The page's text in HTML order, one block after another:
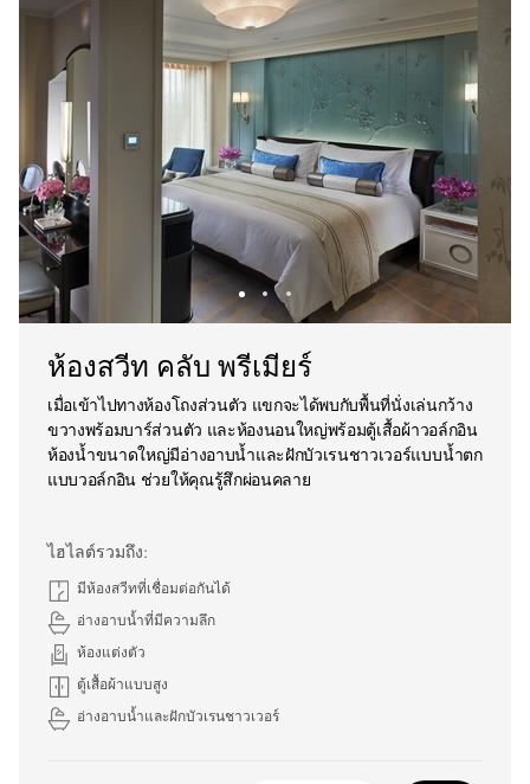
ห้องสวีท คลับ พรีเมียร์
เมื่อเข้าไปทางห้องโถงส่วนตัว แขกจะได้พบกับพื้นที่นั่งเล่นกว้าง
ขวางพร้อมบาร์ส่วนตัว และห้องนอนใหญ่พร้อมตู้เสื้อผ้าวอล์กอิน
ห้องน้ำขนาดใหญ่มีอ่างอาบน้ำและฝักบัวเรนชาวเวอร์แบบน้ำตก
แบบวอล์กอิน ช่วยให้คุณรู้สึกผ่อนคลาย
ไฮไลต์รวมถึง:
มีห้องสวีทที่เชื่อมต่อกันได้
อ่างอาบน้ำที่มีความลึก
ห้องแต่งตัว
ตู้เสื้อผ้าแบบสูง
อ่างอาบน้ำและฝักบัวเรนชาวเวอร์